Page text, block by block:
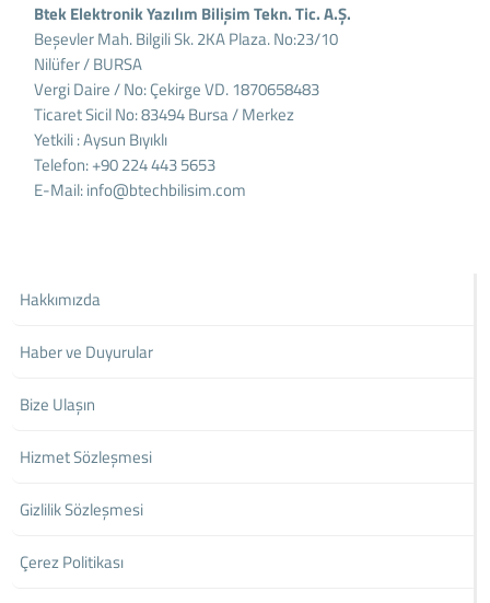
Btek Elektronik Yazılım Bilişim Tekn. Tic. A.Ş.
Beşevler Mah. Bilgili Sk. 2KA Plaza. No:23/10
Nilüfer / BURSA
Vergi Daire / No: Çekirge VD. 1870658483
Ticaret Sicil No: 83494 Bursa / Merkez
Yetkili : Aysun Bıyıklı
Telefon: +90 224 443 5653
E-Mail: info@btechbilisim.com
Hakkımızda
Haber ve Duyurular
Bize Ulaşın
Hizmet Sözleşmesi
Gizlilik Sözleşmesi
Çerez Politikası